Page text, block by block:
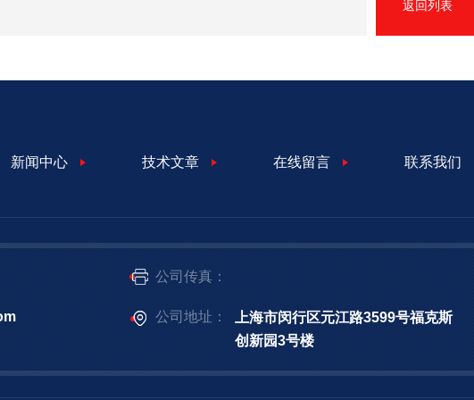
返回列表
新闻中心 技术文章 在线留言 联系我们
公司传真：
公司地址：
上海市闵行区元江路3599号福克斯
创新园3号楼